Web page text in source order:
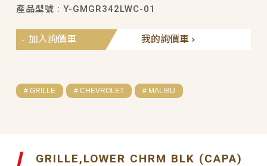
產品型號 : Y-GMGR342LWC-01
我的詢價車
加入詢價車
# GRILLE # CHEVROLET # MALIBU
GRILLE,LOWER CHRM BLK (CAPA)